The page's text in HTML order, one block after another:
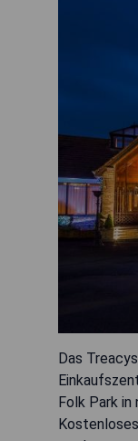
Das
Folk Park